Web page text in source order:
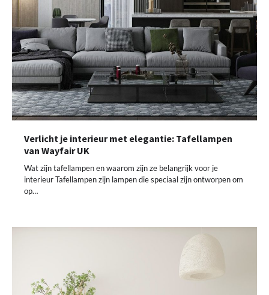
Verlicht je interieur met elegantie: Tafellampen
van Wayfair UK
Wat zijn tafellampen en waarom zijn ze belangrijk voor je
interieur Tafellampen zijn lampen die speciaal zijn ontworpen om
op…